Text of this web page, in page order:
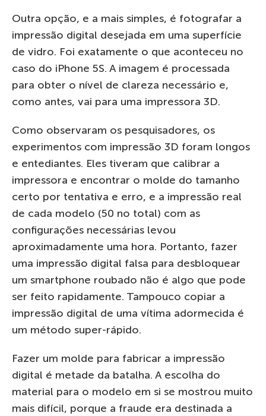
Outra opção, e a mais simples, é fotografar a
impressão digital desejada em uma superfície
de vidro. Foi exatamente o que aconteceu no
caso do iPhone 5S. A imagem é processada
para obter o nível de clareza necessário e,
como antes, vai para uma impressora 3D.
Como observaram os pesquisadores, os
experimentos com impressão 3D foram longos
e entediantes. Eles tiveram que calibrar a
impressora e encontrar o molde do tamanho
certo por tentativa e erro, e a impressão real
de cada modelo (50 no total) com as
configurações necessárias levou
aproximadamente uma hora. Portanto, fazer
uma impressão digital falsa para desbloquear
um smartphone roubado não é algo que pode
ser feito rapidamente. Tampouco copiar a
impressão digital de uma vítima adormecida é
um método super-rápido.
Fazer um molde para fabricar a impressão
digital é metade da batalha. A escolha do
material para o modelo em si se mostrou muito
mais difícil, porque a fraude era destinada a